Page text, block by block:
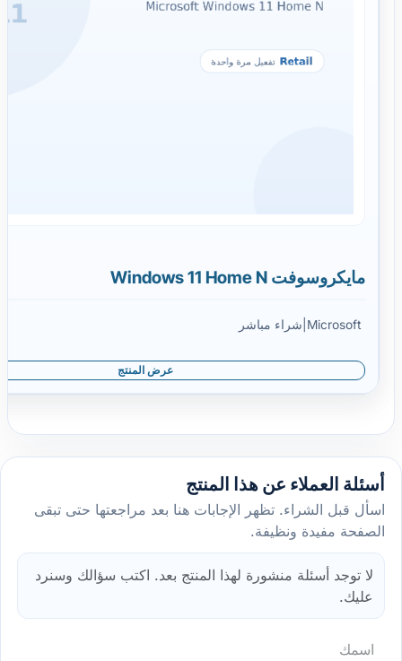
مايكروسوفت Windows 11 Home N
Microsoft شراء مباشر
عرض المنتج
أسئلة العملاء عن هذا المنتج
اسأل قبل الشراء. تظهر الإجابات هنا بعد مراجعتها حتى تبقى
الصفحة مفيدة ونظيفة.
لا توجد أسئلة منشورة لهذا المنتج بعد. اكتب سؤالك وسنرد
عليك.